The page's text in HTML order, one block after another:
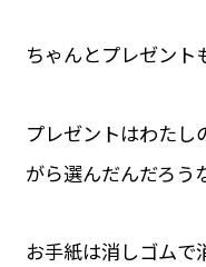
ちゃんとプレゼント
プレゼントはわたし
がら選んだんだろう
お手紙は消しゴムで